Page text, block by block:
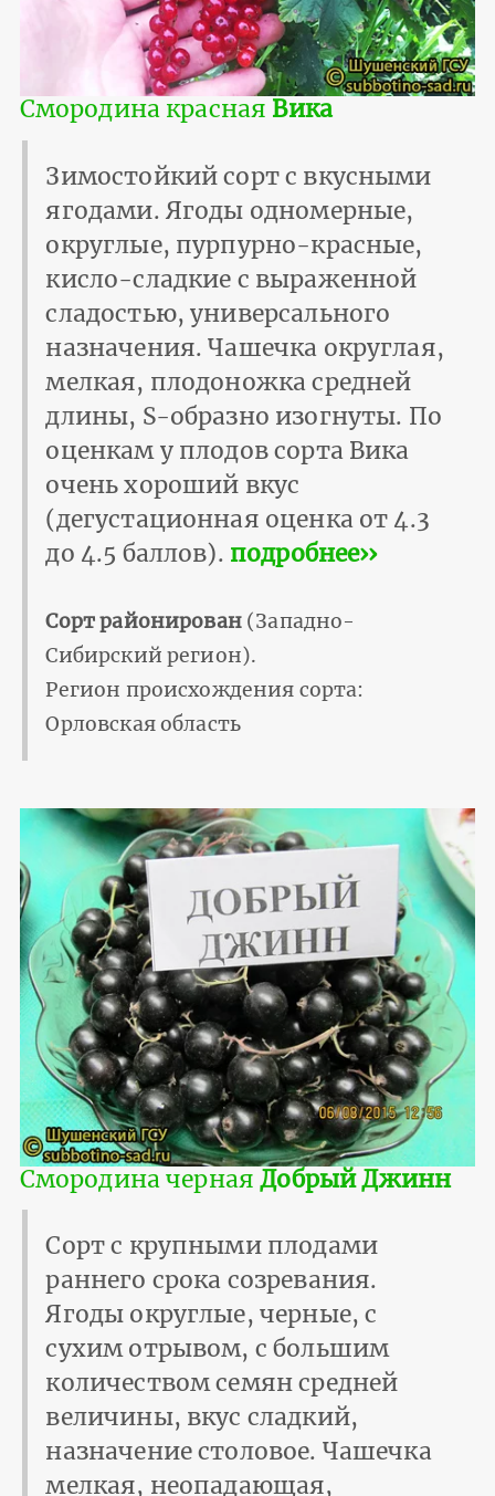
Смородина красная Вика
Зимостойкий сорт с вкусными
ягодами. Ягоды одномерные,
округлые, пурпурно-красные,
кисло-сладкие с выраженной
сла­достью, универсального
назначения. Чашечка округлая,
мелкая, плодоножка средней
длины, S-образно изогнуты. По
оценкам у плодов сорта Вика
очень хороший вкус
(дегустационная оценка от 4.3
до 4.5 баллов). подробнее››
Сорт районирован(Западно-
Сибирский регион).
Регион происхождения сорта:
Орловская область
Смородина чернаяДобрый Джинн
Сорт с крупными плодами
раннего срока созревания.
Ягоды округлые, черные, с
сухим отрывом, с большим
количеством семян средней
величины, вкус сладкий,
назначение столовое. Чашечка
мелкая, неопадающая,